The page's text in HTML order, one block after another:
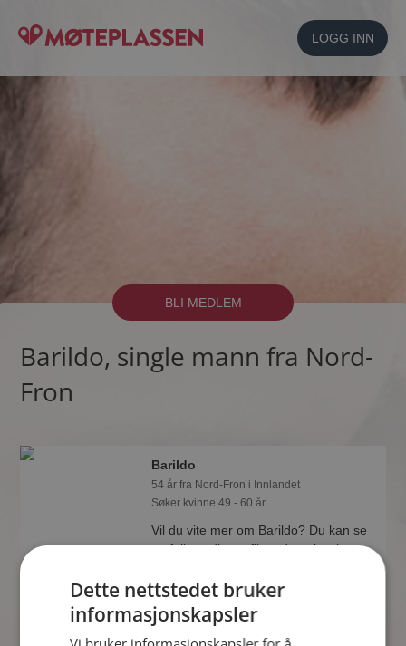
LOGG INN
BLI MEDLEM
Barildo, single mann fra Nord-
Fron
Barildo
54 år fra Nord-Fron i Innlandet
Søker kvinne 49 - 60 år
Vil du vite mer om Barildo? Du kan se
en fullstendig profil med opplysninger
Møteplassen.
Dette nettstedet bruker
informasjonskapsler